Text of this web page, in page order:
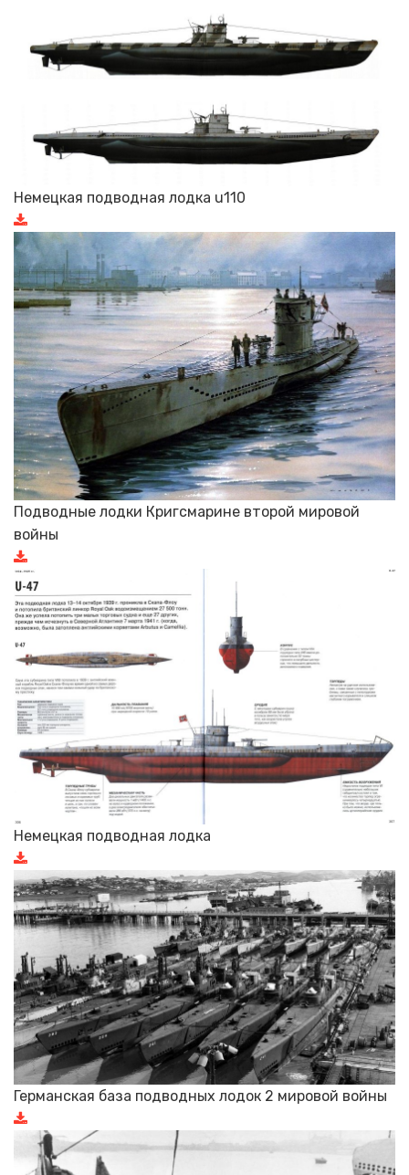
Немецкая подводная лодка u110
Подводные лодки Кригсмарине второй мировой
войны
Немецкая подводная лодка
Германская база подводных лодок 2 мировой войны